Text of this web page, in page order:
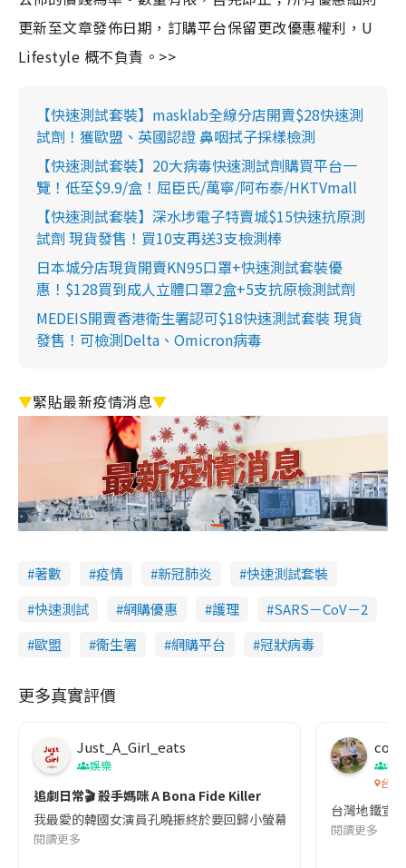
更新至文章發佈日期，訂購平台保留更改優惠權利，U
Lifestyle 概不負責。>>
【快速測試套裝】masklab全線分店開賣$28快速測
試劑！獲歐盟、英國認證 鼻咽拭子採樣檢測
【快速測試套裝】20大病毒快速測試劑購買平台一
覽！低至$9.9/盒！屈臣氏/萬寧/阿布泰/HKTVmall
【快速測試套裝】深水埗電子特賣城$15快速抗原測
試劑 現貨發售！買10支再送3支檢測棒
日本城分店現貨開賣KN95口罩+快速測試套裝優
惠！$128買到成人立體口罩2盒+5支抗原檢測試劑
MEDEIS開賣香港衛生署認可$18快速測試套裝 現貨
發售！可檢測Delta、Omicron病毒
▼緊貼最新疫情消息▼
著數 疫情 新冠肺炎
快速測試套裝
快速測試
網購優惠 護理
SARS－CoV－2
歐盟
衞生署 網購平台 冠狀病毒
更多真實評價
Just_A_Girl_eats
娛樂
追劇日常🎬 殺手媽咪 A Bona Fide Killer
我最愛的韓國女演員孔曉振終於要回歸小螢幕啦!這次的劇本改編
閱讀更多
co
吹
台灣
台灣地鐵宣
閱讀更多